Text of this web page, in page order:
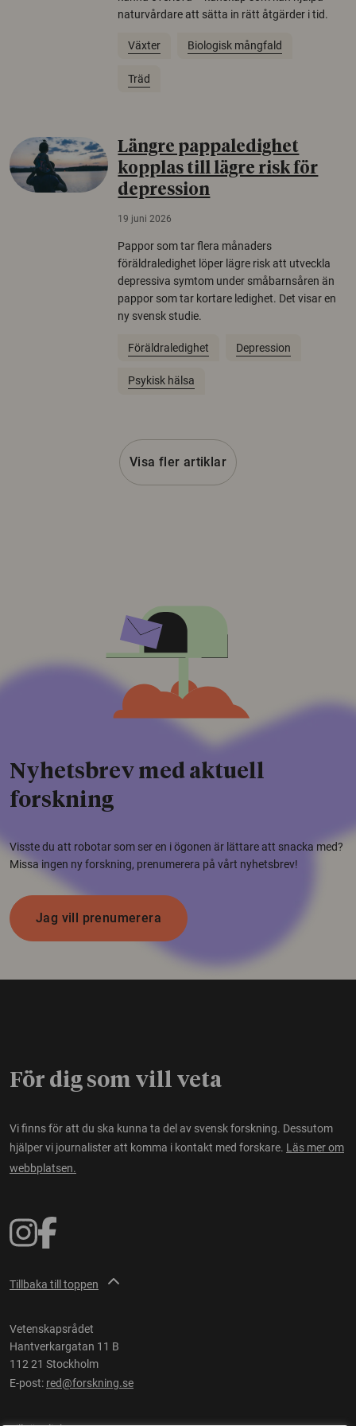
naturvårdare att sätta in rätt åtgärder i tid.
Växter Biologisk mångfald
Träd
Längre pappaledighet
kopplas till lägre risk för
depression
19 juni 2026
Pappor som tar flera månaders
föräldraledighet löper lägre risk att utveckla
depressiva symtom under småbarnsåren än
pappor som tar kortare ledighet. Det visar en
ny svensk studie.
Föräldraledighet Depression
Psykisk hälsa
Visa fler artiklar
Nyhetsbrev med aktuell
forskning
Visste du att robotar som ser en i ögonen är lättare att snacka med?
Missa ingen ny forskning, prenumerera på vårt nyhetsbrev!
Jag vill prenumerera
För dig som vill veta
Vi finns för att du ska kunna ta del av svensk forskning. Dessutom
hjälper vi journalister att komma i kontakt med forskare. Läs mer om
webbplatsen.
Tillbaka till toppen
Vetenskapsrådet
Hantverkargatan 11 B
112 21 Stockholm
E-post: red@forskning.se